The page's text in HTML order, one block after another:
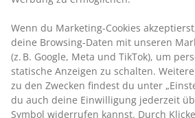
Bewertungen
(12)